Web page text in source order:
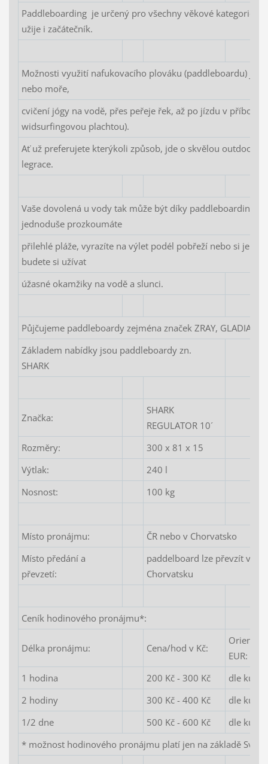
Paddleboarding je určený pro všechny věkové kategorie
užije i začátečník.
Možnosti využití nafukovacího plováku (paddleboardu)
nebo moře,
cvičení jógy na vodě, přes peřeje řek, až po jízdu v
widsurfingovou plachtou).
Ať už preferujete kterýkoli způsob, jde o skvělou
legrace.
Vaše dovolená u vody tak může být díky
jednoduše prozkoumáte
přilehlé pláže, vyrazíte na výlet podél pobřeží nebo si jen
budete si užívat
úžasné okamžiky na vodě a slunci.
Půjčujeme paddleboardy zejména značek ZRAY,
Základem nabídky jsou paddleboardy zn.
SHARK
Značka:
SHARK
REGULATOR 10´
Rozměry:
300 x 81 x 15
Výtlak:
240 l
Nosnost:
100 kg
Místo pronájmu:
ČR nebo v Chorvatsko
Místo předání a
převzetí:
paddelboard lze převzít v ČR
Chorvatsku
Ceník hodinového pronájmu*:
Délka pronájmu: Cena/hod v Kč:
EUR:
1 hodina
200 Kč - 300 Kč
dle kurzu
2 hodiny
300 Kč - 400 Kč
dle kurzu
1/2 dne
500 Kč - 600 Kč
dle kurzu
* možnost hodinového pronájmu platí jen na základě Sv.